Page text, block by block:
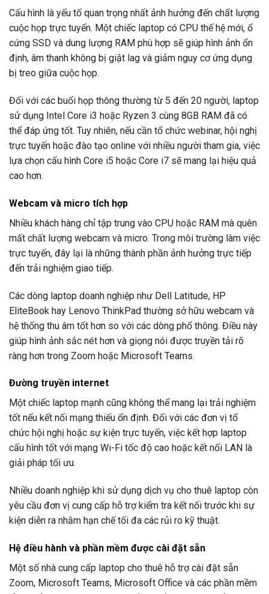
Cấu hình là yếu tố quan trọng nhất ảnh hưởng đến chất lượng
cuộc họp trực tuyến. Một chiếc laptop có CPU thế hệ mới, ổ
cứng SSD và dung lượng RAM phù hợp sẽ giúp hình ảnh ổn
định, âm thanh không bị giật lag và giảm nguy cơ ứng dụng
bị treo giữa cuộc họp.
Đối với các buổi họp thông thường từ 5 đến 20 người, laptop
sử dụng Intel Core i3 hoặc Ryzen 3 cùng 8GB RAM đã có
thể đáp ứng tốt. Tuy nhiên, nếu cần tổ chức webinar, hội nghị
trực tuyến hoặc đào tạo online với nhiều người tham gia, việc
lựa chọn cấu hình Core i5 hoặc Core i7 sẽ mang lại hiệu quả
cao hơn.
Webcam và micro tích hợp
Nhiều khách hàng chỉ tập trung vào CPU hoặc RAM mà quên
mất chất lượng webcam và micro. Trong môi trường làm việc
trực tuyến, đây lại là những thành phần ảnh hưởng trực tiếp
đến trải nghiệm giao tiếp.
Các dòng laptop doanh nghiệp như Dell Latitude, HP
EliteBook hay Lenovo ThinkPad thường sở hữu webcam và
hệ thống thu âm tốt hơn so với các dòng phổ thông. Điều này
giúp hình ảnh sắc nét hơn và giọng nói được truyền tải rõ
ràng hơn trong Zoom hoặc Microsoft Teams.
Đường truyền internet
Một chiếc laptop mạnh cũng không thể mang lại trải nghiệm
tốt nếu kết nối mạng thiếu ổn định. Đối với các đơn vị tổ
chức hội nghị hoặc sự kiện trực tuyến, việc kết hợp laptop
cấu hình tốt với mạng Wi-Fi tốc độ cao hoặc kết nối LAN là
giải pháp tối ưu.
Nhiều doanh nghiệp khi sử dụng dịch vụ cho thuê laptop còn
yêu cầu đơn vị cung cấp hỗ trợ kiểm tra kết nối trước khi sự
kiện diễn ra nhằm hạn chế tối đa các rủi ro kỹ thuật.
Hệ điều hành và phần mềm được cài đặt sẵn
Một số nhà cung cấp laptop cho thuê hỗ trợ cài đặt sẵn
Zoom, Microsoft Teams, Microsoft Office và các phần mềm